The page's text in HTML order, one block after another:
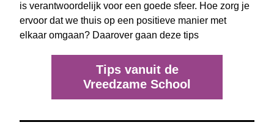
is verantwoordelijk voor een goede sfeer. Hoe zorg je
ervoor dat we thuis op een positieve manier met
elkaar omgaan? Daarover gaan deze tips
Tips vanuit de
Vreedzame School